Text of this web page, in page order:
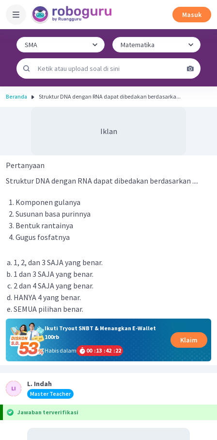
Masuk
Beranda Struktur DNA dengan RNA dapat dibedakan berdasarka...
Iklan
Pertanyaan
Struktur DNA dengan RNA dapat dibedakan berdasarkan ....
Komponen gulanya
Susunan basa purinnya
Bentuk rantainya
Gugus fosfatnya
1, 2, dan 3 SAJA yang benar.
1 dan 3 SAJA yang benar.
2 dan 4 SAJA yang benar.
HANYA 4 yang benar.
SEMUA pilihan benar.
Ikuti Tryout SNBT & Menangkan E-Wallet
100rb
Habis dalam
00 :13 :42 :22
Klaim
L. Indah
Master Teacher
Jawaban terverifikasi